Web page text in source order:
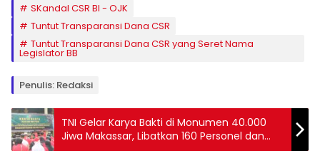
SKandal CSR BI - OJK
Tuntut Transparansi Dana CSR
Tuntut Transparansi Dana CSR yang Seret Nama
Legislator BB
Penulis: Redaksi
TNI Gelar Karya Bakti di Monumen 40.000
Jiwa Makassar, Libatkan 160 Personel dan
Berbagai Elemen Masyarakat